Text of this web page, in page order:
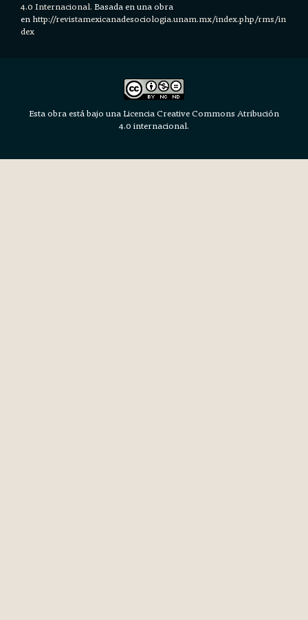
4.0 Internacional.Basada en una obra
en http://revistamexicanadesociologia.unam.mx/index.php/rms/in
dex
Esta obra está bajo una Licencia Creative Commons Atribución
4.0 internacional.